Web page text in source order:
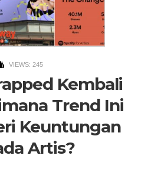
VIEWS: 245
Kembali
Trend Ini
Keuntungan
Artis?